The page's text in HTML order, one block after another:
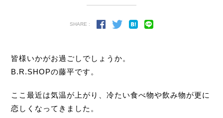
SHARE :
皆様いかがお過ごしでしょうか。
B.R.SHOPの藤平です。
ここ最近は気温が上がり、冷たい食べ物や飲み物が更に
恋しくなってきました。